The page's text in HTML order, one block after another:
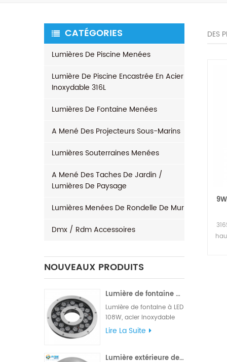
CATÉGORIES
Lumières De Piscine Menées
Lumière De Piscine Encastrée En Acier
Inoxydable 316L
Lumières De Fontaine Menées
A Mené Des Projecteurs Sous-Marins
Lumières Souterraines Menées
A Mené Des Taches De Jardin /
Lumières De Paysage
Lumières Menées De Rondelle De Mur
Dmx / Rdm Accessoires
NOUVEAUX PRODUITS
Lumière de fontaine à LED étanche 96x3W 120W
Lumière de fontaine à LED
108W, acier inoxydable
316L de haute qualité
Edison ou Epistar, fournie
Lire La Suite
Lumière extérieure de piscine de 24W 316L IP68 LED d'acier inoxydable
DES